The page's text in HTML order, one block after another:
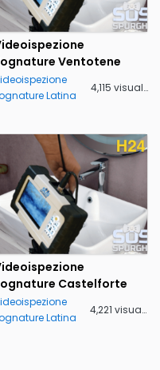
Ventotene
Latina
4,115 visualizzazioni
Castelforte
Latina
4,221 visualizzazioni